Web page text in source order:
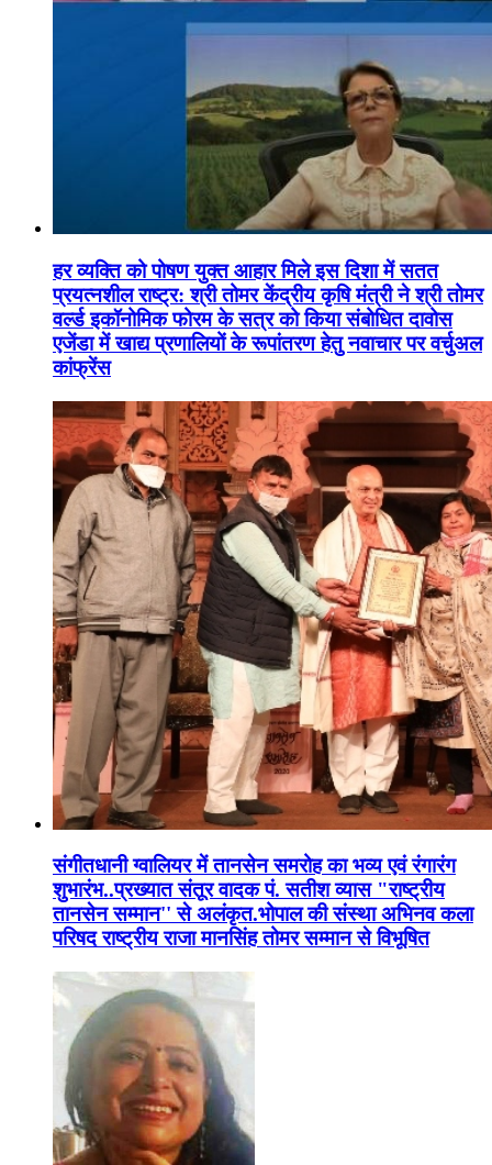
हर व्यक्ति को पोषण युक्त आहार मिले इस दिशा में सतत
प्रयत्नशील राष्ट्र: श्री तोमर केंद्रीय कृषि मंत्री ने श्री तोमर
वर्ल्ड इकॉनोमिक फोरम के सत्र को किया संबोधित दावोस
एजेंडा में खाद्य प्रणालियों के रूपांतरण हेतु नवाचार पर वर्चुअल
कांफ्रेंस
संगीतधानी ग्वालियर में तानसेन समरोह का भव्य एवं रंगारंग
शुभारंभ..प्रख्यात संतूर वादक पं. सतीश व्यास "राष्ट्रीय
तानसेन सम्मान'' से अलंकृत.भोपाल की संस्था अभिनव कला
परिषद राष्ट्रीय राजा मानसिंह तोमर सम्मान से विभूषित